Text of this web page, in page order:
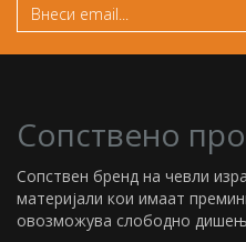
Сопствено
Сопствен бренд на чевли
материјали кои имаат
овозможува слободно